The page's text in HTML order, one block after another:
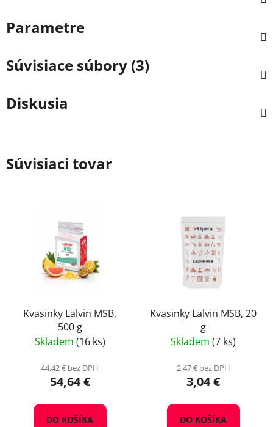
Parametre
Súvisiace súbory (3)
Diskusia
Súvisiaci tovar
Kvasinky Lalvin MSB,
500 g
Skladem (16 ks)
44,42 € bez DPH
54,64 €
DO KOŠÍKA
Kvasinky Lalvin MSB, 20
g
Skladem (7 ks)
2,47 € bez DPH
3,04 €
DO KOŠÍKA